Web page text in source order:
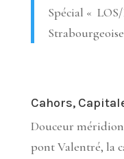
Spécial « LOS/
Cahors,
Douceur
pont Valentré, la